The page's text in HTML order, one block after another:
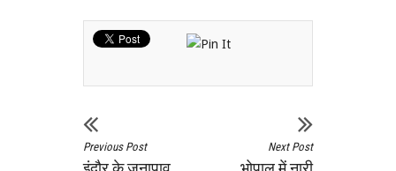
Previous Post Next Post